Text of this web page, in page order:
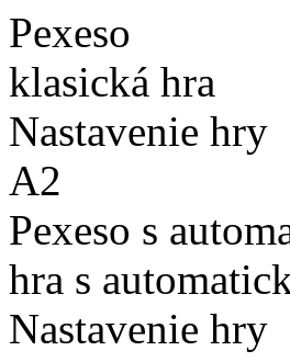
Pexeso
klasická hra
Nastavenie hry
A2
Pexeso s
hra s
Nastavenie hry